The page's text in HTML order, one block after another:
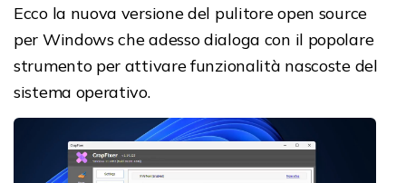
Ecco la nuova versione del pulitore open source
per Windows che adesso dialoga con il popolare
strumento per attivare funzionalità nascoste del
sistema operativo.